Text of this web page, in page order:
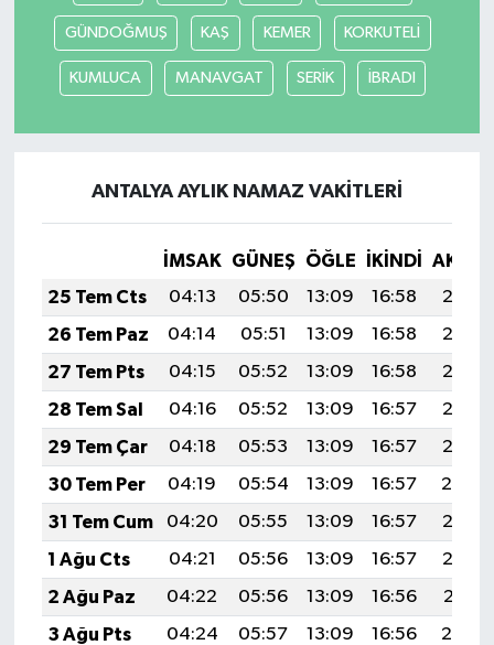
GÜNDOĞMUŞ KAŞ KEMER KORKUTELİ
KUMLUCA MANAVGAT SERİK İBRADI
ANTALYA AYLIK NAMAZ VAKITLERI
İMSAK GÜNEŞ ÖĞLE İKINDI
25 Tem Cts
04:13 05:50 13:09 16:58
20:18
26 Tem Paz
04:14 05:51 13:09 16:58
20:17
27 Tem Pts
04:15 05:52 13:09 16:58
20:16
28 Tem Sal
04:16 05:52 13:09 16:57
20:15
29 Tem Çar
04:18 05:53 13:09 16:57
20:15
30 Tem Per
04:19 05:54 13:09 16:57
20:14
31 Tem Cum
04:20 05:55 13:09 16:57
20:13
1 Ağu Cts
04:21 05:56 13:09 16:57
20:12
2 Ağu Paz
04:22 05:56 13:09 16:56
20:11
3 Ağu Pts
04:24 05:57 13:09 16:56
20:10